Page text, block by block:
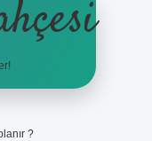
?